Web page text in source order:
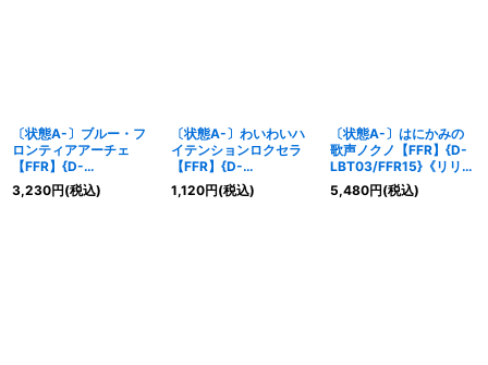
〔状態A-〕ブルー・フ
ロンティアアーチェ
【FFR】{D-
LBT03/FFR12}《リリカ
ルモナステリオ》
3,230円(税込)
〔状態A-〕わいわいハ
イテンションロクセラ
【FFR】{D-
LBT03/FFR13}《リリカ
ルモナステリオ》
1,120円(税込)
〔状態A-〕はにかみの
歌声ノクノ【FFR】{D-
LBT03/FFR15}《リリカ
ルモナステリオ》
5,480円(税込)